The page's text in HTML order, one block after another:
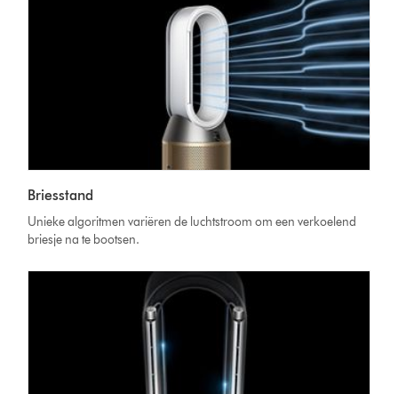
Briesstand
Unieke algoritmen variëren de luchtstroom om een verkoelend
briesje na te bootsen.